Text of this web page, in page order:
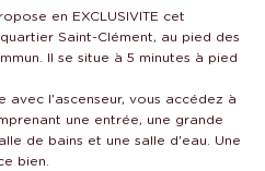
en EXCLUSIVITE cet
Saint-Clément, au pied des
Il se situe à 5 minutes à pied
avec l'ascenseur, vous accédez à
une entrée, une grande
de bains et une salle d'eau. Une
bien.